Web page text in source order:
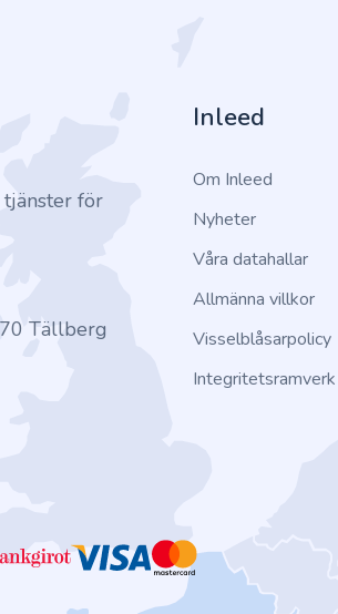
för
Tällberg
Inleed
Om Inleed
Nyheter
Våra datahallar
Allmänna villkor
Visselblåsarpolicy
Integritetsramverk